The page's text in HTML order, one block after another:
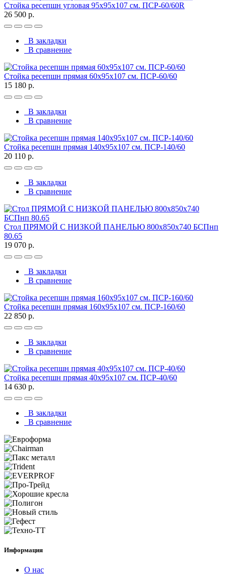
Стойка ресепшн угловая 95х95х107 см. ПСР-60/60R
26 500 р.
В закладки
В сравнение
Стойка ресепшн прямая 60х95х107 см. ПСР-60/60
15 180 р.
В закладки
В сравнение
Стойка ресепшн прямая 140х95х107 см. ПСР-140/60
20 110 р.
В закладки
В сравнение
Стол ПРЯМОЙ С НИЗКОЙ ПАНЕЛЬЮ 800х850х740 БСПнп
80.65
19 070 р.
В закладки
В сравнение
Стойка ресепшн прямая 160х95х107 см. ПСР-160/60
22 850 р.
В закладки
В сравнение
Стойка ресепшн прямая 40х95х107 см. ПСР-40/60
14 630 р.
В закладки
В сравнение
Информация
О нас